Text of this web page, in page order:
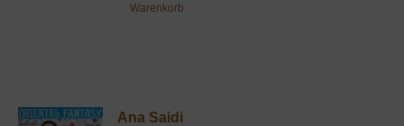
Warenkorb
Ana Saidi